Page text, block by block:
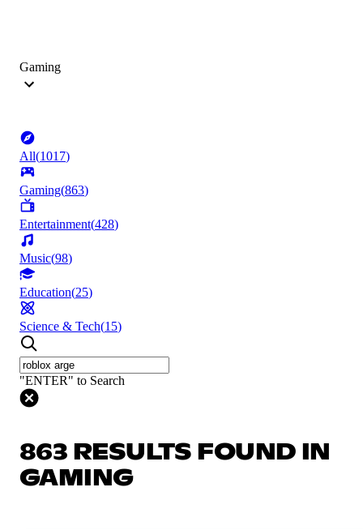
Gaming
All(1017)
Gaming(863)
Entertainment(428)
Music(98)
Education(25)
Science & Tech(15)
"ENTER" to Search
863 RESULTS FOUND IN
GAMING